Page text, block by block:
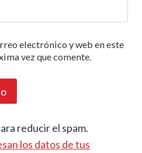
electrónico y web en este
vez que comente.
reducir el spam.
los datos de tus